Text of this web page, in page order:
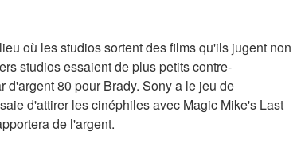
où les studios sortent des films qu'ils jugent non
studios essaient de plus petits contre-
80 pour Brady. Sony a le jeu de
d'attirer les cinéphiles avec Magic Mike's Last
de l'argent.